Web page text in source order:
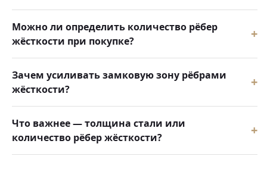
Можно ли определить количество рёбер
жёсткости при покупке?
Зачем усиливать замковую зону рёбрами
жёсткости?
Что важнее — толщина стали или
количество рёбер жёсткости?